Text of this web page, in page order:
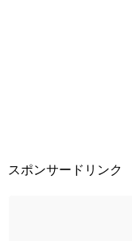
スポンサードリンク